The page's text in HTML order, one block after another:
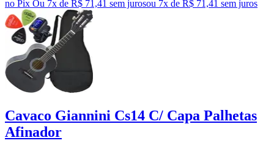
no Pix Ou 7x de R$ 71,41 sem jurosou 7x de R$ 71,41 sem juros
Cavaco Giannini Cs14 C/ Capa Palhetas
Afinador